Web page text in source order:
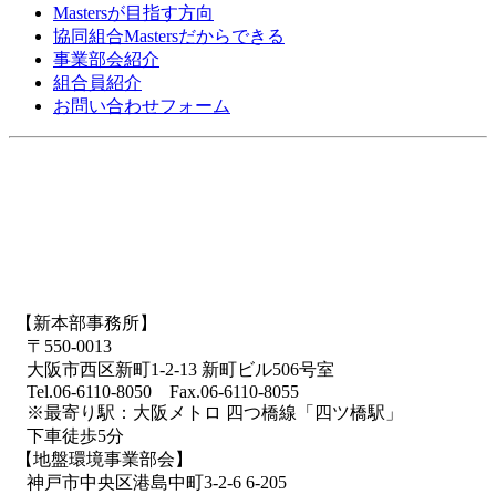
Mastersが目指す方向
協同組合Mastersだからできる
事業部会紹介
組合員紹介
お問い合わせフォーム
【新本部事務所】
〒550-0013
大阪市西区新町1-2-13 新町ビル506号室
Tel.06-6110-8050 Fax.06-6110-8055
※最寄り駅：大阪メトロ 四つ橋線「四ツ橋駅」
下車徒歩5分
【地盤環境事業部会】
神戸市中央区港島中町3-2-6 6-205